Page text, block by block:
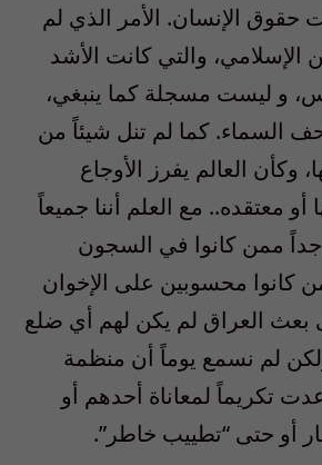
حقوق الإنسان. الأمر الذي لم
الإسلامي، والتي كانت الأشد
و ليست مسجلة كما ينبغي،
السماء. كما لم تنل شيئاً من
وكأن العالم يفرز الأوجاع
معتقده.. مع العلم أننا جميعاً
ممن كانوا في السجون
كانوا محسوبين على الإخوان
بعث العراق لم يكن لهم أي ضلع
لم نسمع يوماً أن منظمة
تكريماً لمعاناة أحدهم أو
أو حتى “تطييب خاطر”.